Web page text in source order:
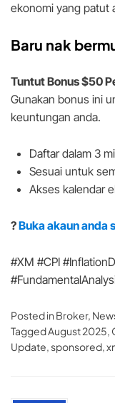
ekonomi yang patut
Baru nak
Tuntut Bonus $50
Gunakan bonus ini
keuntungan anda.
Daftar dalam 3
Sesuai untuk
Akses kalendar
?Buka akaun anda
#XM #CPI
Posted in Broker,
TaggedAugust 2025,
Update,sponsored,